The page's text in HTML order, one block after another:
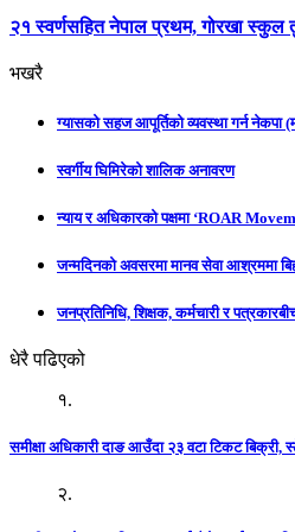
२१ स्वर्णसहित नेपाल प्रथम, गोरखा स्कुल
भखरै
ग्यासको सहज आपूर्तिको व्यवस्था गर्न नेकपा
स्वर्गीय घिमिरेको शालिक अनावरण
न्याय र अधिकारको पक्षमा ‘ROAR
जन्मदिनको अवसरमा मानव सेवा आश्रममा
जनप्रतिनिधि, शिक्षक, कर्मचारी र
धेरै पढिएको
१.
समीक्षा अधिकारी दाङ आउँदा २३ वटा टिकट बिक्री,
२.